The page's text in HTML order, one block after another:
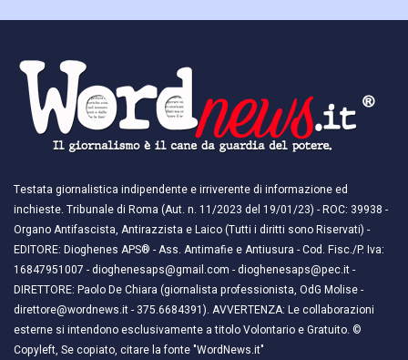
Testata giornalistica indipendente e irriverente di informazione ed
inchieste. Tribunale di Roma (Aut. n. 11/2023 del 19/01/23) - ROC: 39938 -
Organo Antifascista, Antirazzista e Laico (Tutti i diritti sono Riservati) -
EDITORE: Dioghenes APS® - Ass. Antimafie e Antiusura - Cod. Fisc./P. Iva:
16847951007 - dioghenesaps@gmail.com - dioghenesaps@pec.it - ​​
DIRETTORE: Paolo De Chiara (giornalista professionista, OdG Molise -
direttore@wordnews.it - ​​375.6684391). AVVERTENZA: Le collaborazioni
esterne si intendono esclusivamente a titolo Volontario e Gratuito. ©
Copyleft, Se copiato, citare la fonte "WordNews.it"